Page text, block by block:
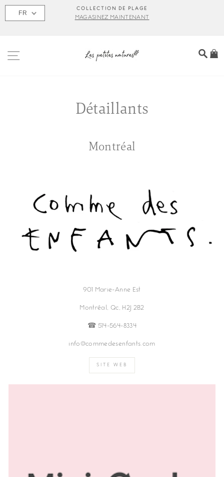
Passer
COLLECTION DE PLAGE
MAGASINEZ MAINTENANT
Détaillants
Montréal
901 Marie-Anne Est
Montréal, Qc, H2J 2B2
☎︎ 514-564-8334
info@commedesenfants.com
SITE WEB
FR